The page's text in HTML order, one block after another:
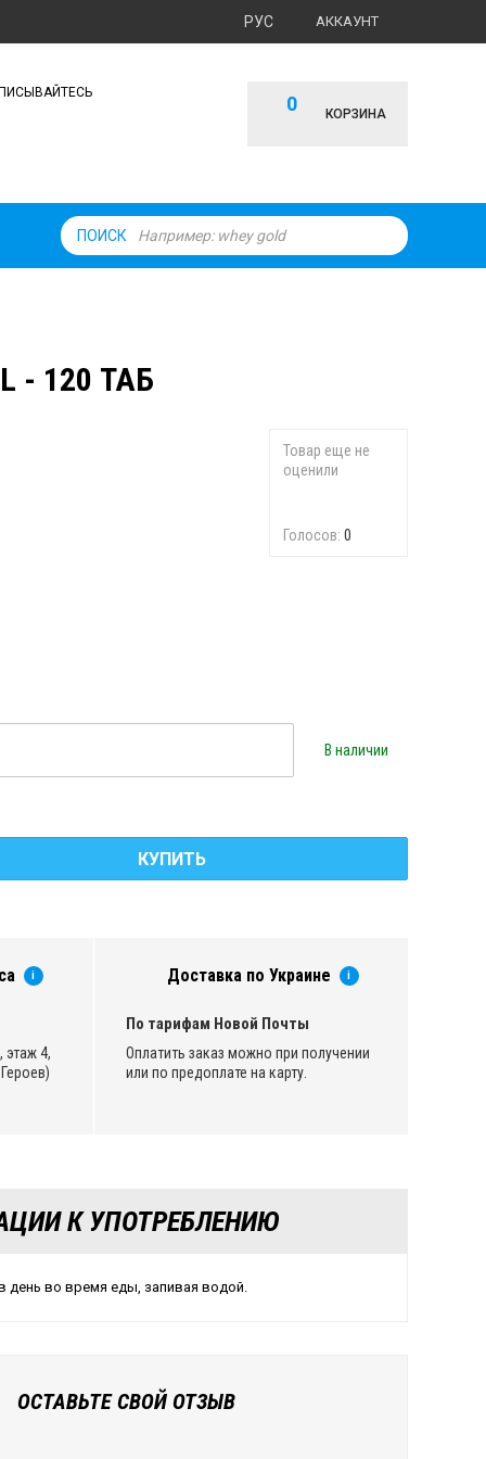
АККАУНТ
РУС
0 КОРЗИНА
ПОИСК
- 120 ТАБ
Товар еще не
оценили
Голосов: 0
В наличии
КУПИТЬ
i
этаж 4,
Доставка по Украине i
По тарифам Новой Почты
Оплатить заказ можно при получении
или по предоплате на карту.
К УПОТРЕБЛЕНИЮ
день во время еды, запивая водой.
ОСТАВЬТЕ СВОЙ ОТЗЫВ